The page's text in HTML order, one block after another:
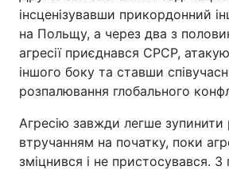
інсценізувавши прикордонний
на Польщу, а через два з
агресії приєднався СРСР,
іншого боку та ставши
розпалювання глобального
Агресію завжди легше зупинити
втручанням на початку, поки
зміцнився і не пристосувався. З